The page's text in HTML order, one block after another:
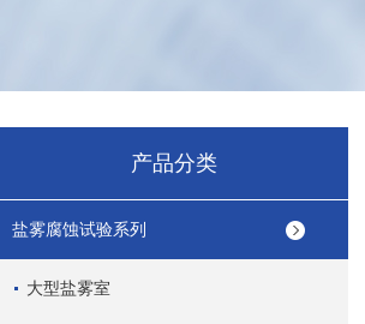
产品分类
盐雾腐蚀试验系列
大型盐雾室